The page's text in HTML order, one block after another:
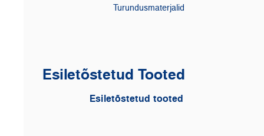
Turundusmaterjalid
Esiletõstetud Tooted
Esiletõstetud tooted